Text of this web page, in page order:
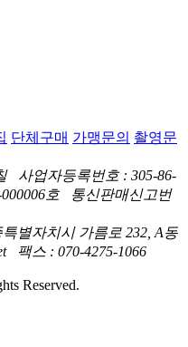
단체구매 가맹문의 촬영문
사업자등록번호 : 305-86-
호 통신판매신고번
별자치시 가름로 232, A동
팩스 : 070-4275-1066
Reserved.